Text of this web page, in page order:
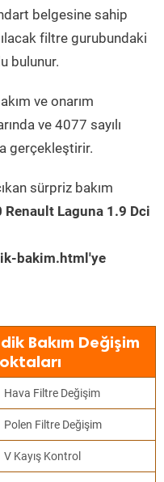
belgesine sahip
filtre gurubundaki
bulunur.
ve onarım
ve 4077 sayılı
gerçekleştirir.
sürpriz bakım
Renault Laguna 1.9 Dci
bakim.html'ye
Bakım Değişim
Hava Filtre Değişim
Polen Filtre Değişim
V Kayış Kontrol